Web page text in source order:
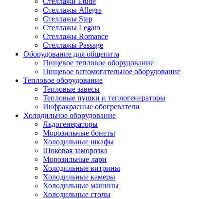
Стеллажы Allegre
Стеллажы Step
Стеллажы Legato
Стеллажы Romance
Стеллажы Passage
Оборудование для общепита
Пищевое тепловое оборудование
Пищевое вспомогательное оборудование
Тепловое оборудование
Тепловые завесы
Тепловые пушки и теплогенераторы
Инфракрасные обогреватели
Холодильное оборудование
Льдогенераторы
Морозильные бонеты
Холодильные шкафы
Шоковая заморозка
Морозильные лари
Холодильные витрины
Холодильные камеры
Холодильные машины
Холодильные столы